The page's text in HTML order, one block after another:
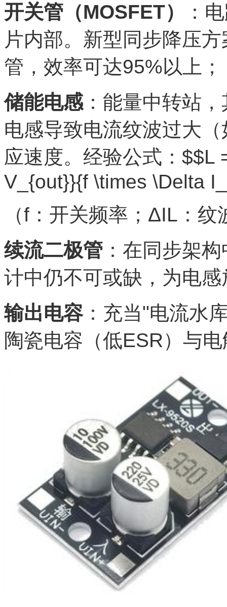
开关管（MOSFET）
：
片内部。新型同步降压
管，效率可达95%以上；
储能电感 ：能量中转站
电感导致电流纹波过大
应速度。经验公式：$$L
V_{out}}{f \times \Delta
（f：开关频率；ΔIL：纹
续流二极管 ：在同步架
计中仍不可或缺，为电
输出电容：充当"电流水
陶瓷电容（低ESR）与